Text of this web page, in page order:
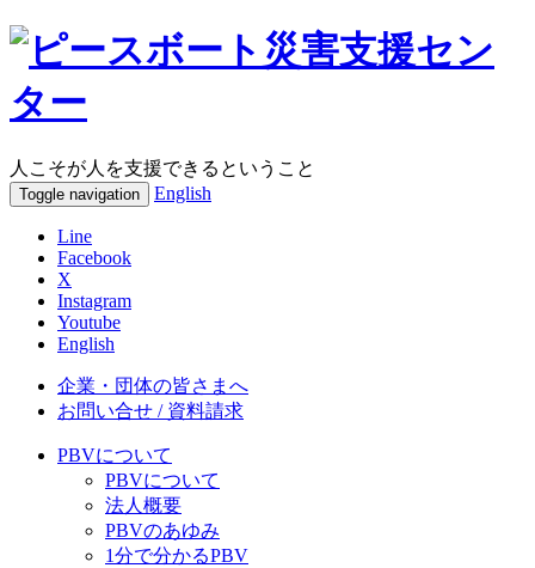
人こそが人を支援できるということ
Toggle navigation English
Line
Facebook
X
Instagram
Youtube
English
企業・団体の皆さまへ
お問い合せ / 資料請求
PBVについて
PBVについて
法人概要
PBVのあゆみ
1分で分かるPBV